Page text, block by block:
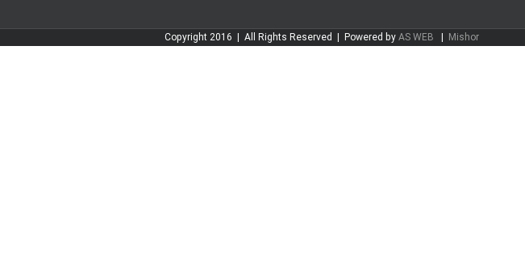
Copyright 2016 | All Rights Reserved | Powered byAS WEB | Mishor